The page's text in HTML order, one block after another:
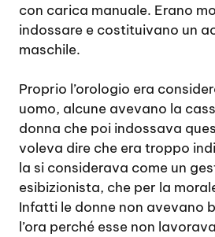
con carica manuale. Erano
indossare e costituivano un
maschile.
Proprio l’orologio era
uomo, alcune avevano la
donna che poi indossava
voleva dire che era troppo
la si considerava come un
esibizionista, che per la
Infatti le donne non avevano
l’ora perché esse non